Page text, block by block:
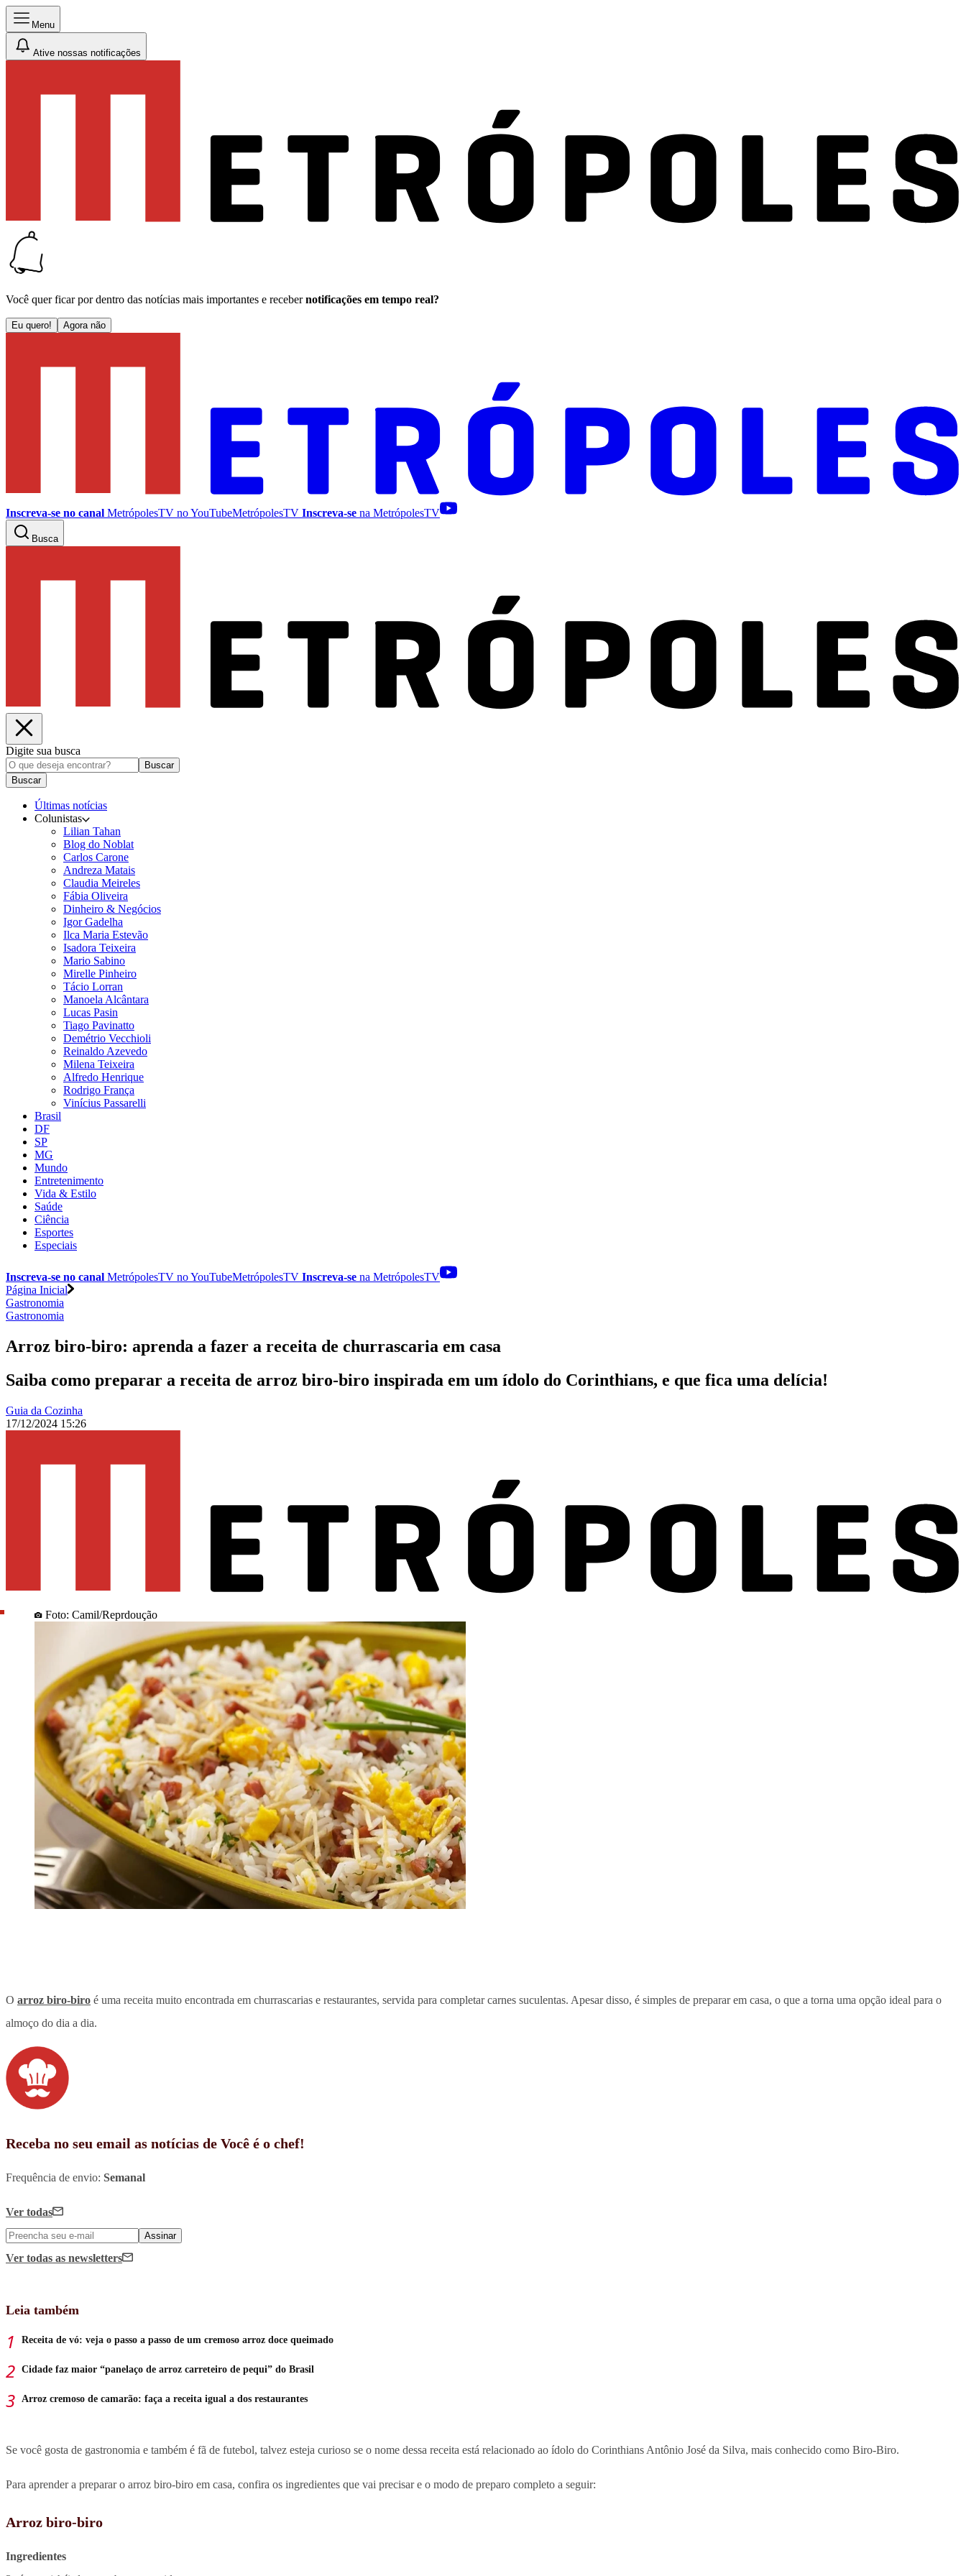
Menu
Ative nossas notificações
Você quer ficar por dentro das notícias mais importantes e receber notificações em tempo real?
Eu quero! Agora não
Inscreva-se no canal MetrópolesTV noYouTubeMetrópolesTV Inscreva-se na MetrópolesTV
Busca
Digite sua busca
Buscar
Buscar
Últimas notícias
Colunistas
Lilian Tahan
Blog do Noblat
Carlos Carone
Andreza Matais
Claudia Meireles
Fábia Oliveira
Dinheiro & Negócios
Igor Gadelha
Ilca Maria Estevão
Isadora Teixeira
Mario Sabino
Mirelle Pinheiro
Tácio Lorran
Manoela Alcântara
Lucas Pasin
Tiago Pavinatto
Demétrio Vecchioli
Reinaldo Azevedo
Milena Teixeira
Alfredo Henrique
Rodrigo França
Vinícius Passarelli
Brasil
DF
SP
MG
Mundo
Entretenimento
Vida & Estilo
Saúde
Ciência
Esportes
Especiais
Inscreva-se no canal MetrópolesTV noYouTubeMetrópolesTV Inscreva-se na MetrópolesTV
Página Inicial
Gastronomia
Gastronomia
Arroz biro-biro: aprenda a fazer a receita de churrascaria em casa
Saiba como preparar a receita de arroz biro-biro inspirada em um ídolo do Corinthians, e que fica uma delícia!
Guia da Cozinha
17/12/2024 15:26
Foto: Camil/Reprdoução
O arroz biro-biro é uma receita muito encontrada em churrascarias e restaurantes, servida para completar carnes suculentas. Apesar disso, é simples de preparar em casa, o que a torna uma opção ideal para o
almoço do dia a dia.
Receba no seu email as notícias de Você é o chef!
Frequência de envio: Semanal
Ver todas
Assinar
Ver todas as newsletters
Leia também
Receita de vó: veja o passo a passo de um cremoso arroz doce queimado
Cidade faz maior “panelaço de arroz carreteiro de pequi” do Brasil
Arroz cremoso de camarão: faça a receita igual a dos restaurantes
Se você gosta de gastronomia e também é fã de futebol, talvez esteja curioso se o nome dessa receita está relacionado ao ídolo do Corinthians Antônio José da Silva, mais conhecido como Biro-Biro.
Para aprender a preparar o arroz biro-biro em casa, confira os ingredientes que vai precisar e o modo de preparo completo a seguir:
Arroz biro-biro
Ingredientes